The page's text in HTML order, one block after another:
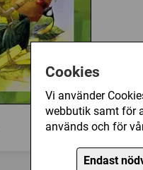
Cookies
Vi använder
webbutik samt för
används och för
Endast